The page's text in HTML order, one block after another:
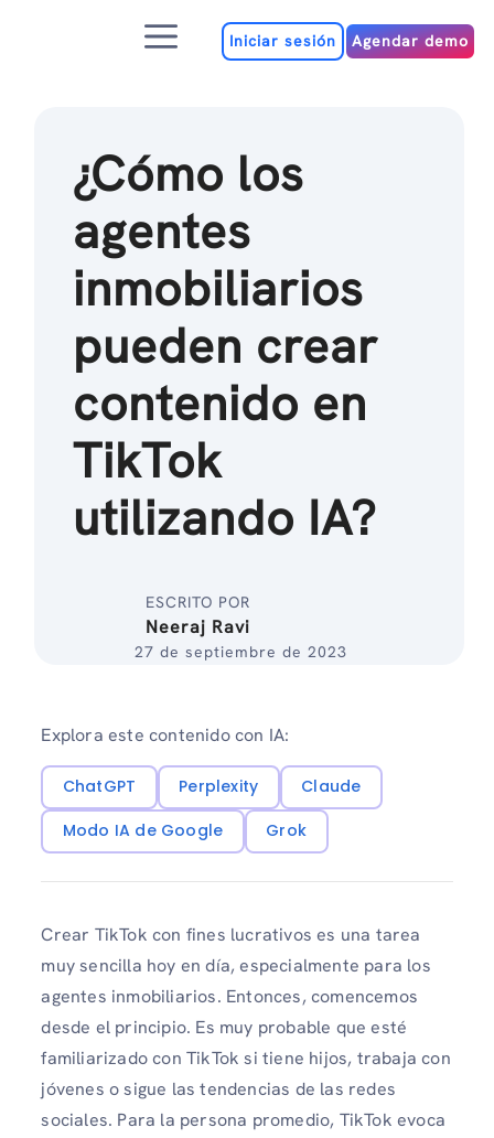
MenúIniciar sesión Agendar demo
¿Cómo los
agentes
inmobiliarios
pueden crear
contenido en
TikTok
utilizando IA?
ESCRITO POR
Neeraj Ravi
27 de septiembre de 2023
Explora este contenido con IA:
ChatGPT Perplexity
Claude
Modo IA de Google
Grok
Crear TikTok con fines lucrativos es una tarea
muy sencilla hoy en día, especialmente para los
agentes inmobiliarios. Entonces, comencemos
desde el principio. Es muy probable que esté
familiarizado con TikTok si tiene hijos, trabaja con
jóvenes o sigue las tendencias de las redes
sociales. Para la persona promedio, TikTok evoca